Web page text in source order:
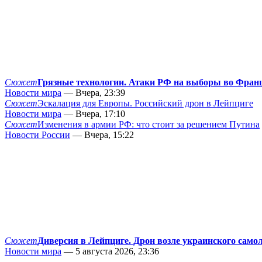
СюжетГрязные технологии. Атаки РФ на выборы во
Новости мира — Вчера, 23:39
СюжетЭскалация для Европы. Российский дрон в Лейпциге
Новости мира — Вчера, 17:10
СюжетИзменения в армии РФ: что стоит за решением Путина
Новости России — Вчера, 15:22
СюжетДиверсия в Лейпциге. Дрон возле украинского
Новости мира — 5 августа 2026, 23:36